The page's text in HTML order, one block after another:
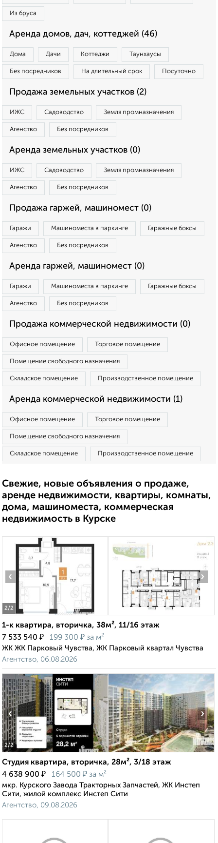
Из бруса
Аренда домов, дач, коттеджей (46)
Дома Дачи Коттеджи Таунхаусы
Без посредников На длительный срок Посуточно
Продажа земельных участков (2)
ИЖС Садоводство Земля промназначения
Агенство Без посредников
Аренда земельных участков (0)
ИЖС Садоводство Земля промназначения
Агенство Без посредников
Продажа гаржей, машиномест (0)
Гаражи Машиноместа в паркинге Гаражные боксы
Агенство Без посредников
Аренда гаржей, машиномест (0)
Гаражи Машиноместа в паркинге Гаражные боксы
Агенство Без посредников
Продажа коммерческой недвижимости (0)
Офисное помещение Торговое помещение
Помещение свободного назначения
Складское помещение Производственное помещение
Аренда коммерческой недвижимости (1)
Офисное помещение Торговое помещение
Помещение свободного назначения
Складское помещение Производственное помещение
Свежие, новые объявления о продаже,
аренде недвижимости, квартиры, комнаты,
дома, машиноместа, коммерческая
недвижимость в Курске
2/2
‹ ›
1-к квартира, вторичка, 38м², 11/16 этаж
7 533 540 ₽ 199 300 ₽ за м²
ЖК ЖК Парковый Чувства, ЖК Парковый квартал Чувства
Агентство, 06.08.2026
2/2
‹ ›
Студия квартира, вторичка, 28м², 3/18 этаж
4 638 900 ₽ 164 500 ₽ за м²
мкр. Курского Завода Тракторных Запчастей, ЖК Инстеп
Сити, жилой комплекс Инстеп Сити
Агентство, 09.08.2026